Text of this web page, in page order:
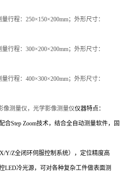
行程：250×150×200mm；外形尺寸：
行程：300×200×200mm；外形尺寸：
行程：400×300×200mm；外形尺寸：
像测量仪，光学影像测量仪仪器特点：
合Step Zoom技术，结合全自动测量软件，固
Y/Z全闭环伺服控制系统），定位精度高
LED冷光源，可对各种复杂工件做表面测